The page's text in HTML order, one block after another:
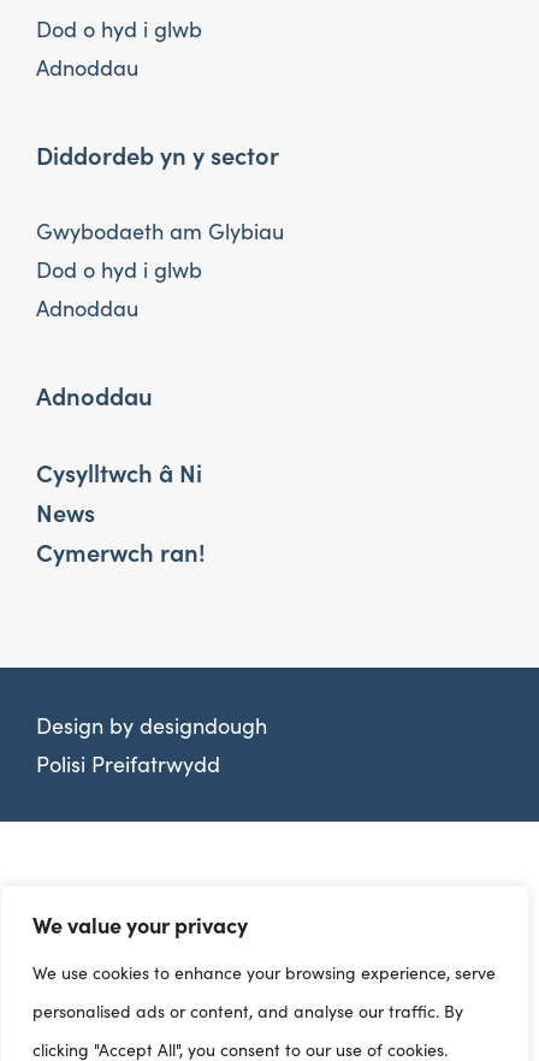
We value your privacy
We use cookies to enhance your browsing experience, serve
personalised ads or content, and analyse our traffic. By
clicking "Accept All", you consent to our use of cookies.
Dod o hyd i glwb
Adnoddau
Diddordeb yn y sector
Gwybodaeth am Glybiau
Dod o hyd i glwb
Adnoddau
Adnoddau
Cysylltwch â Ni
News
Cymerwch ran!
Design by designdough
Polisi Preifatrwydd